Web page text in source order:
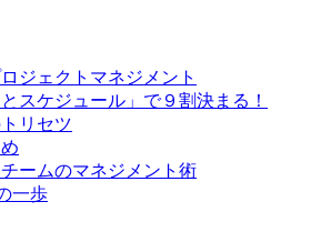
ジェクトマネジメント
スケジュール」で９割決まる！
リセツ
ームのマネジメント術
一歩